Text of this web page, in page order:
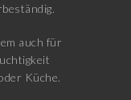
auch für
Küche.